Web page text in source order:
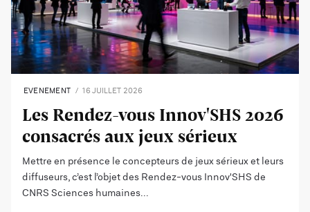
EVENEMENT 16 JUILLET 2026
Les Rendez-vous Innov'SHS 2026
consacrés aux jeux sérieux
Mettre en présence le concepteurs de jeux sérieux et leurs
diffuseurs, c’est l’objet des Rendez-vous Innov'SHS de
CNRS Sciences humaines